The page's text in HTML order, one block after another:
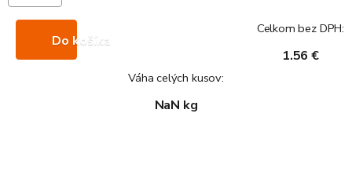
Do košíka
Váha celých kusov:
NaN kg
Celkom bez DPH:
1.56 €